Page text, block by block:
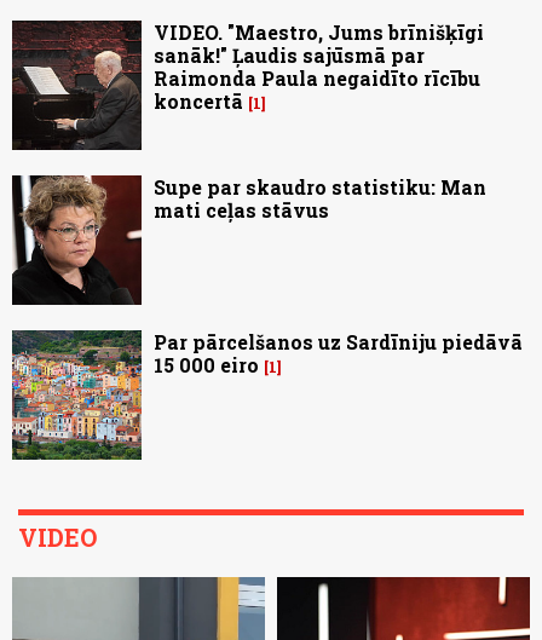
VIDEO. "Maestro, Jums brīnišķīgi
sanāk!" Ļaudis sajūsmā par
Raimonda Paula negaidīto rīcību
koncertā
1
Supe par skaudro statistiku: Man
mati ceļas stāvus
Par pārcelšanos uz Sardīniju piedāvā
15 000 eiro
1
VIDEO